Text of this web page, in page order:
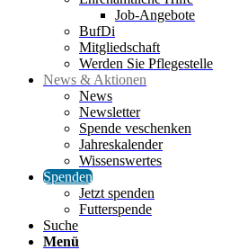
Job-Angebote
BufDi
Mitgliedschaft
Werden Sie Pflegestelle
News & Aktionen
News
Newsletter
Spende veschenken
Jahreskalender
Wissenswertes
Spenden
Jetzt spenden
Futterspende
Suche
Menü